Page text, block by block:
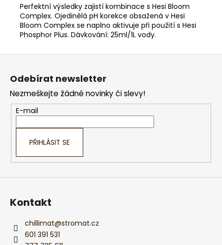
Perfektní výsledky zajistí kombinace s Hesi Bloom
Complex. Ojedinělá pH korekce obsažená v Hesi
Bloom Complex se naplno aktivuje při použití s Hesi
Phosphor Plus. Dávkování: 25ml/1L vody.
Z
Odebírat newsletter
Nezmeškejte žádné novinky či slevy!
E-mail
PŘIHLÁSIT SE
Kontakt
chillimat@stromat.cz
601 391 531